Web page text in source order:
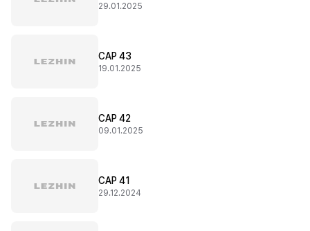
29.01.2025
CAP 43
19.01.2025
CAP 42
09.01.2025
CAP 41
29.12.2024